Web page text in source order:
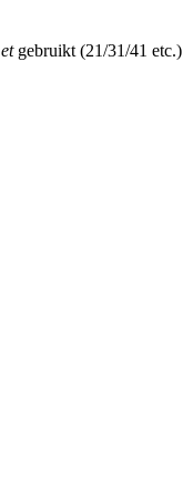
etgebruikt (21/31/41 etc.)